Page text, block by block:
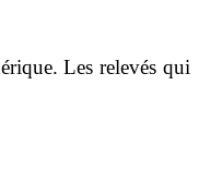
Les relevés qui